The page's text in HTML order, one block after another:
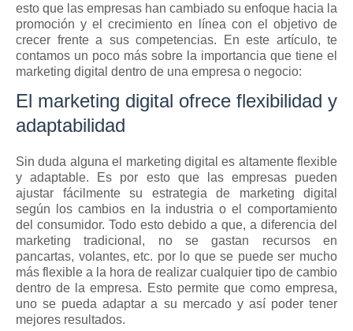
esto que las empresas han cambiado su enfoque hacia la
promoción y el crecimiento en línea con el objetivo de
crecer frente a sus competencias. En este artículo, te
contamos un poco más sobre la importancia que tiene el
marketing digital dentro de una empresa o negocio:
El marketing digital ofrece flexibilidad y
adaptabilidad
Sin duda alguna el marketing digital es altamente flexible
y adaptable. Es por esto que las empresas pueden
ajustar fácilmente su estrategia de marketing digital
según los cambios en la industria o el comportamiento
del consumidor. Todo esto debido a que, a diferencia del
marketing tradicional, no se gastan recursos en
pancartas, volantes, etc. por lo que se puede ser mucho
más flexible a la hora de realizar cualquier tipo de cambio
dentro de la empresa. Esto permite que como empresa,
uno se pueda adaptar a su mercado y así poder tener
mejores resultados.